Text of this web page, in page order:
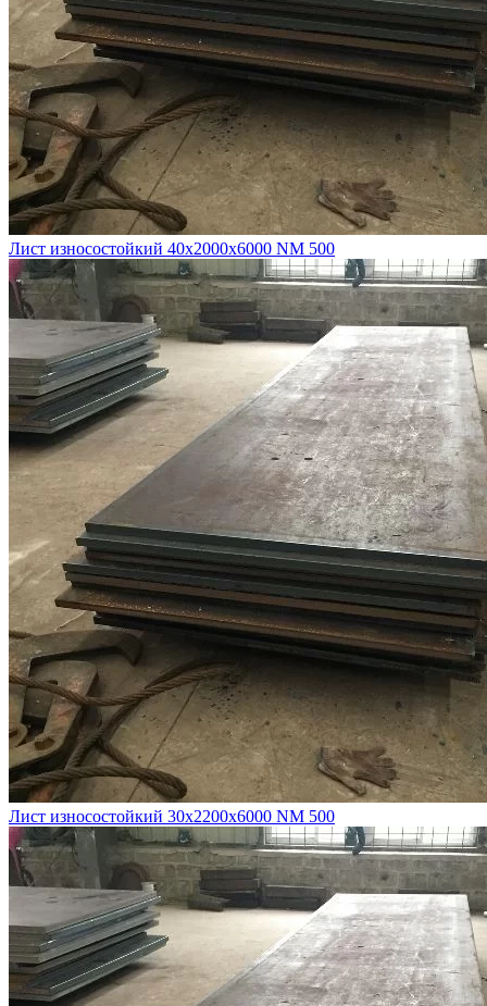
Лист износостойкий 40х2000х6000 NM 500
Лист износостойкий 30х2200х6000 NM 500